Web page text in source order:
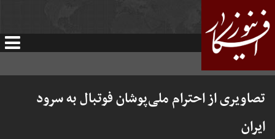
تصاویری از احترام ملی‌پوشان فوتبال به سرود
ایران